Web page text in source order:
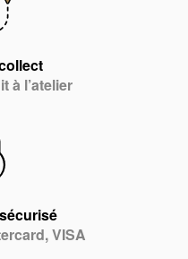
à l’atelier
VISA